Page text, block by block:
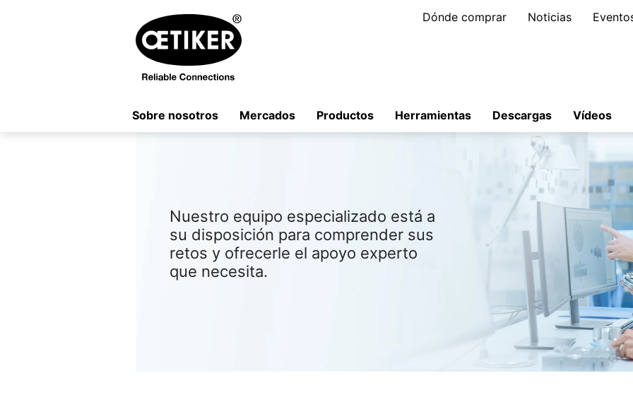
Dónde comprar Noticias
Sobre nosotros Mercados Productos Herramientas Descargas Vídeos
Nuestro equipo especializado está a
su disposición para comprender sus
retos y ofrecerle el apoyo experto
que necesita.